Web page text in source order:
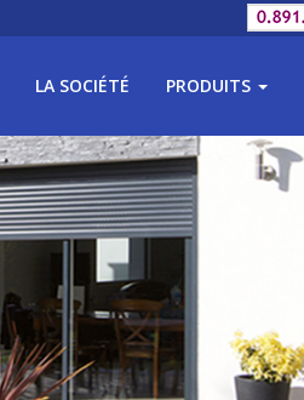
LA SOCIÉTÉ PRODUITS